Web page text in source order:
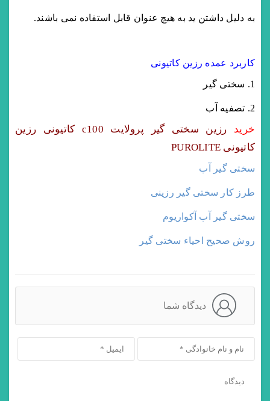
به دلیل داشتن ید به هیچ عنوان قابل استفاده نمی باشند.
کاربرد عمده رزین کاتیونی
سختی گیر
تصفیه آب
خرید
رزین سختی گیر پرولایت c100 کاتیونی رزین
کاتیونی PUROLITE
سختی گیر آب
طرز کار سختی گیر رزینی
سختی گیر آب آکواریوم
روش صحیح احیاء سختی گیر
دیدگاه شما